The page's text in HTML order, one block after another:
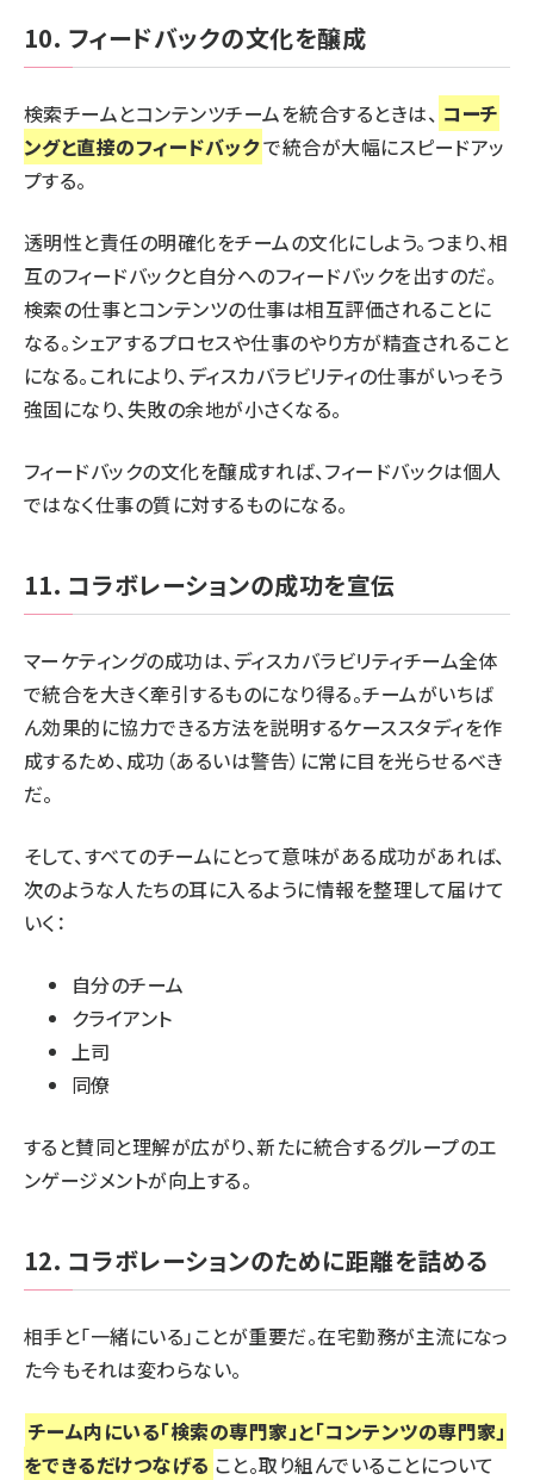
10. フィードバックの文化を醸成
検索チームとコンテンツチームを統合するときは、 コーチ
ングと直接のフィードバックで統合が大幅にスピードアッ
プする。
透明性と責任の明確化をチームの文化にしよう。つまり、相
互のフィードバックと自分へのフィードバックを出すのだ。
検索の仕事とコンテンツの仕事は相互評価されることに
なる。シェアするプロセスや仕事のやり方が精査されること
になる。これにより、ディスカバラビリティの仕事がいっそう
強固になり、失敗の余地が小さくなる。
フィードバックの文化を醸成すれば、フィードバックは個人
ではなく仕事の質に対するものになる。
11. コラボレーションの成功を宣伝
マーケティングの成功は、ディスカバラビリティチーム全体
で統合を大きく牽引するものになり得る。チームがいちば
ん効果的に協力できる方法を説明するケーススタディを作
成するため、成功（あるいは警告）に常に目を光らせるべき
だ。
そして、すべてのチームにとって意味がある成功があれば、
次のような人たちの耳に入るように情報を整理して届けて
いく：
自分のチーム
クライアント
上司
同僚
すると賛同と理解が広がり、新たに統合するグループのエ
ンゲージメントが向上する。
12. コラボレーションのために距離を詰める
相手と「一緒にいる」ことが重要だ。在宅勤務が主流になっ
た今もそれは変わらない。
チーム内にいる「検索の専門家」と「コンテンツの専門家」
をできるだけつなげる こと。取り組んでいることについて